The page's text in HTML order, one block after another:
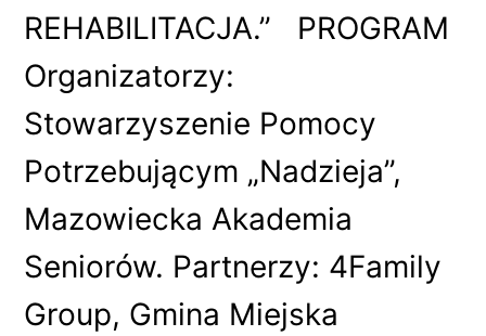
REHABILITACJA.” PROGRAM
Organizatorzy:
Stowarzyszenie Pomocy
Potrzebującym „Nadzieja”,
Mazowiecka Akademia
Seniorów. Partnerzy: 4Family
Group, Gmina Miejska